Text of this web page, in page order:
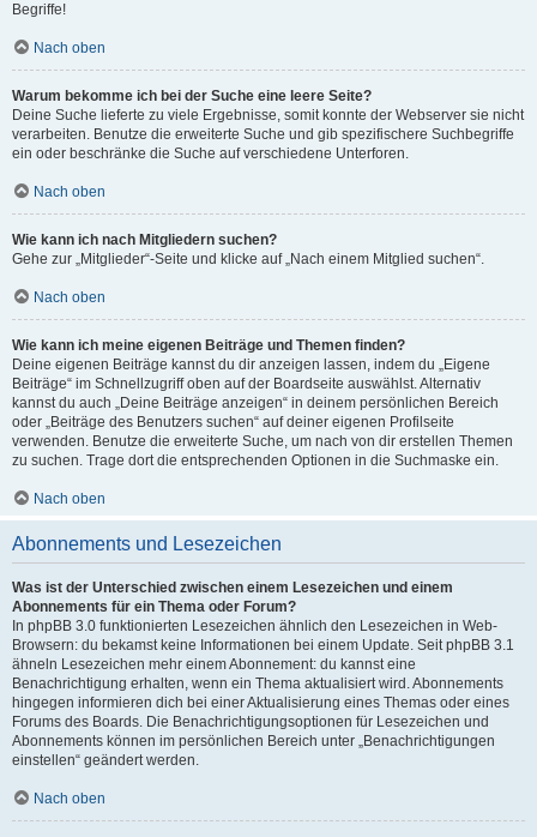
Begriffe!
Nach oben
Warum bekomme ich bei der Suche eine leere Seite?
Deine Suche lieferte zu viele Ergebnisse, somit konnte der Webserver sie nicht
verarbeiten. Benutze die erweiterte Suche und gib spezifischere Suchbegriffe
ein oder beschränke die Suche auf verschiedene Unterforen.
Nach oben
Wie kann ich nach Mitgliedern suchen?
Gehe zur „Mitglieder“-Seite und klicke auf „Nach einem Mitglied suchen“.
Nach oben
Wie kann ich meine eigenen Beiträge und Themen finden?
Deine eigenen Beiträge kannst du dir anzeigen lassen, indem du „Eigene
Beiträge“ im Schnellzugriff oben auf der Boardseite auswählst. Alternativ
kannst du auch „Deine Beiträge anzeigen“ in deinem persönlichen Bereich
oder „Beiträge des Benutzers suchen“ auf deiner eigenen Profilseite
verwenden. Benutze die erweiterte Suche, um nach von dir erstellen Themen
zu suchen. Trage dort die entsprechenden Optionen in die Suchmaske ein.
Nach oben
Abonnements und Lesezeichen
Was ist der Unterschied zwischen einem Lesezeichen und einem
Abonnements für ein Thema oder Forum?
In phpBB 3.0 funktionierten Lesezeichen ähnlich den Lesezeichen in Web-
Browsern: du bekamst keine Informationen bei einem Update. Seit phpBB 3.1
ähneln Lesezeichen mehr einem Abonnement: du kannst eine
Benachrichtigung erhalten, wenn ein Thema aktualisiert wird. Abonnements
hingegen informieren dich bei einer Aktualisierung eines Themas oder eines
Forums des Boards. Die Benachrichtigungsoptionen für Lesezeichen und
Abonnements können im persönlichen Bereich unter „Benachrichtigungen
einstellen“ geändert werden.
Nach oben